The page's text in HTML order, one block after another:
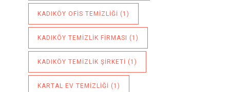
KADIKÖY OFIS TEMIZLIĞI (1)
KADIKÖY TEMIZLIK FIRMASI (1)
KADIKÖY TEMIZLIK ŞIRKETI (1)
KARTAL EV TEMIZLIĞI (1)